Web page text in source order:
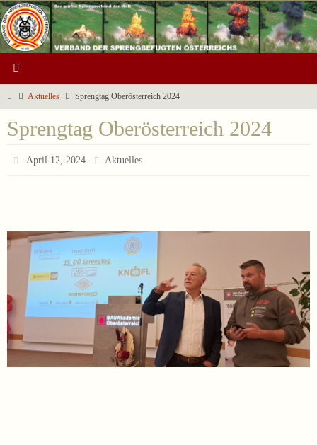
Zum
Inhalt
springen
StartAktuelles Sprengtag Oberösterreich 2024
Sprengtag Oberösterreich 2024
April 12, 2024 Aktuelles